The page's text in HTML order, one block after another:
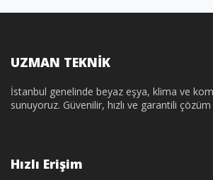
UZMAN TEKNİK
İstanbul genelinde beyaz eşya, klima ve
sunuyoruz. Güvenilir, hızlı ve garantili çözüm
Hızlı Erişim